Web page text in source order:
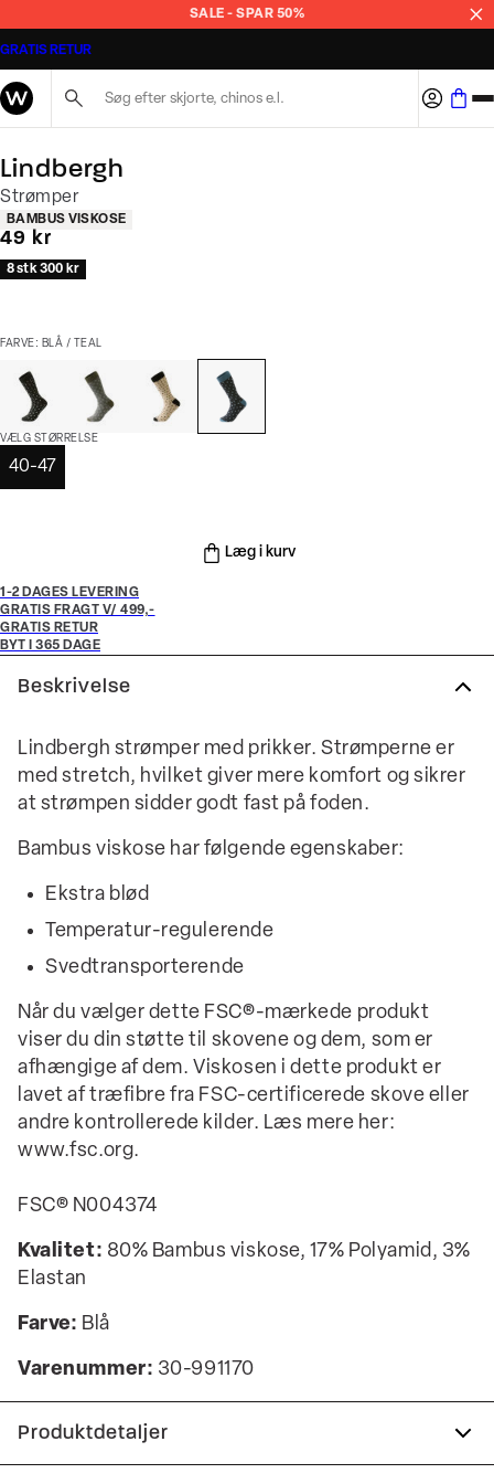
SALE - SPAR 50%
GRATIS RETUR
Lindbergh
Strømper
Produkt egenskaber
BAMBUS VISKOSE
I alt (inkl. rabat)
49 kr
8 stk 300 kr
FARVE: BLÅ / TEAL
VÆLG STØRRELSE
40-47
Læg i kurv
1-2 DAGES LEVERING
GRATIS FRAGT V/ 499,-
GRATIS RETUR
BYT I 365 DAGE
Beskrivelse
Lindbergh strømper med prikker. Strømperne er
med stretch, hvilket giver mere komfort og sikrer
at strømpen sidder godt fast på foden.
Bambus viskose har følgende egenskaber:
Ekstra blød
Temperatur-regulerende
Svedtransporterende
Når du vælger dette FSC®-mærkede produkt
viser du din støtte til skovene og dem, som er
afhængige af dem. Viskosen i dette produkt er
lavet af træfibre fra FSC-certificerede skove eller
andre kontrollerede kilder. Læs mere her:
www.fsc.org.
FSC® N004374
Kvalitet: 80% Bambus viskose, 17% Polyamid, 3%
Elastan
Farve: Blå
Varenummer: 30-991170
Produktdetaljer